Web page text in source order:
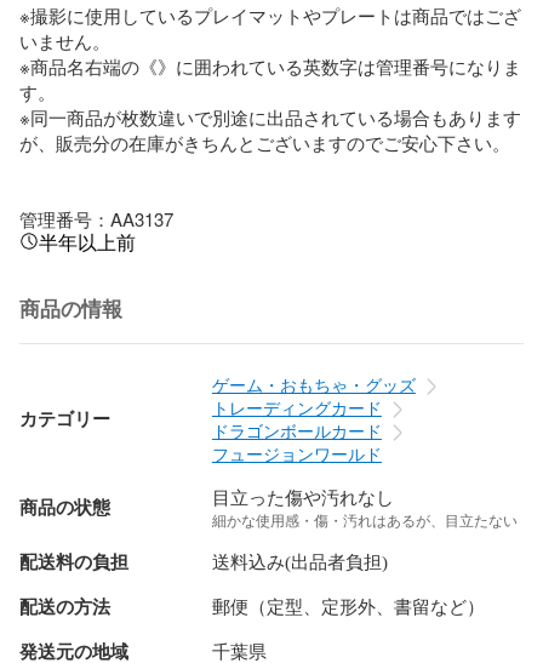
※撮影に使用しているプレイマットやプレートは商品ではござ
いません。
※商品名右端の《》に囲われている英数字は管理番号になりま
す。
※同一商品が枚数違いで別途に出品されている場合もあります
が、販売分の在庫がきちんとございますのでご安心下さい。
管理番号：AA3137
半年以上前
商品の情報
カテゴリー
ゲーム・おもちゃ・グッズ
トレーディングカード
ドラゴンボールカード
フュージョンワールド
商品の状態 目立った傷や汚れなし
細かな使用感・傷・汚れはあるが、目立たない
配送料の負担 送料込み(出品者負担)
配送の方法 郵便（定型、定形外、書留など）
発送元の地域 千葉県